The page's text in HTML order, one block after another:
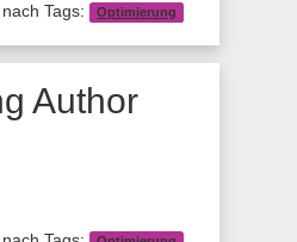
Tags:
Optimierung
Author